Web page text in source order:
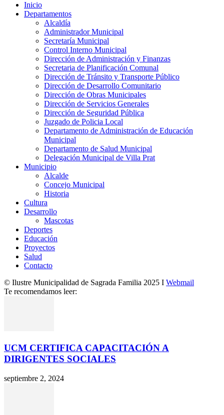
Inicio
Departamentos
Alcaldía
Administrador Municipal
Secretaría Municipal
Control Interno Municipal
Dirección de Administración y Finanzas
Secretaria de Planificación Comunal
Dirección de Tránsito y Transporte Público
Dirección de Desarrollo Comunitario
Dirección de Obras Municipales
Dirección de Servicios Generales
Dirección de Seguridad Pública
Juzgado de Policia Local
Departamento de Administración de Educación
Municipal
Departamento de Salud Municipal
Delegación Municipal de Villa Prat
Municipio
Alcalde
Concejo Municipal
Historia
Cultura
Desarrollo
Mascotas
Deportes
Educación
Proyectos
Salud
Contacto
© Ilustre Municipalidad de Sagrada Familia 2025 I Webmail
Te recomendamos leer:
UCM CERTIFICA CAPACITACIÓN A
DIRIGENTES SOCIALES
septiembre 2, 2024